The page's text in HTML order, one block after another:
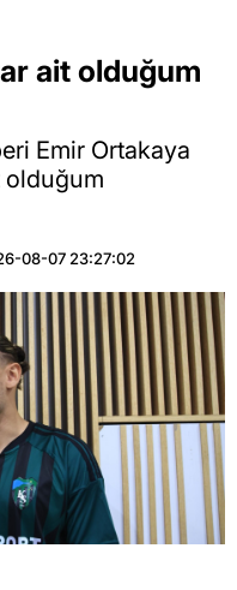
ait olduğum
Emir Ortakaya
olduğum
08-07 23:27:02